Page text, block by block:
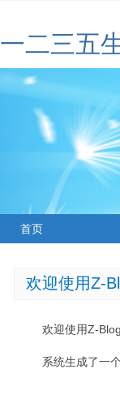
一二三五
首页
欢迎使用Z-
欢迎使用Z-
系统生成了一